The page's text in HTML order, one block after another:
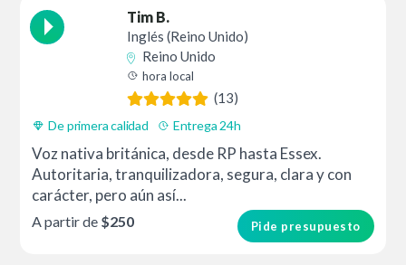
Tim B.
Inglés (Reino Unido)
Reino Unido
hora local
(13)
De primera calidad Entrega 24h
Voz nativa británica, desde RP hasta Essex.
Autoritaria, tranquilizadora, segura, clara y con
carácter, pero aún así...
Pide presupuesto
A partir de $250